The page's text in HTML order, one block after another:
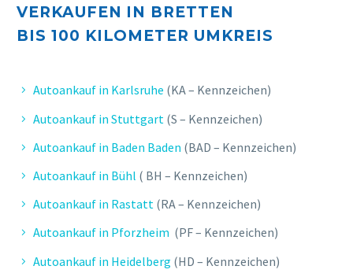
VERKAUFEN IN BRETTEN
BIS 100 KILOMETER UMKREIS
Autoankauf in Karlsruhe (KA – Kennzeichen)
Autoankauf in Stuttgart (S – Kennzeichen)
Autoankauf in Baden Baden (BAD – Kennzeichen)
Autoankauf in Bühl ( BH – Kennzeichen)
Autoankauf in Rastatt (RA – Kennzeichen)
Autoankauf in Pforzheim (PF – Kennzeichen)
Autoankauf in Heidelberg (HD – Kennzeichen)